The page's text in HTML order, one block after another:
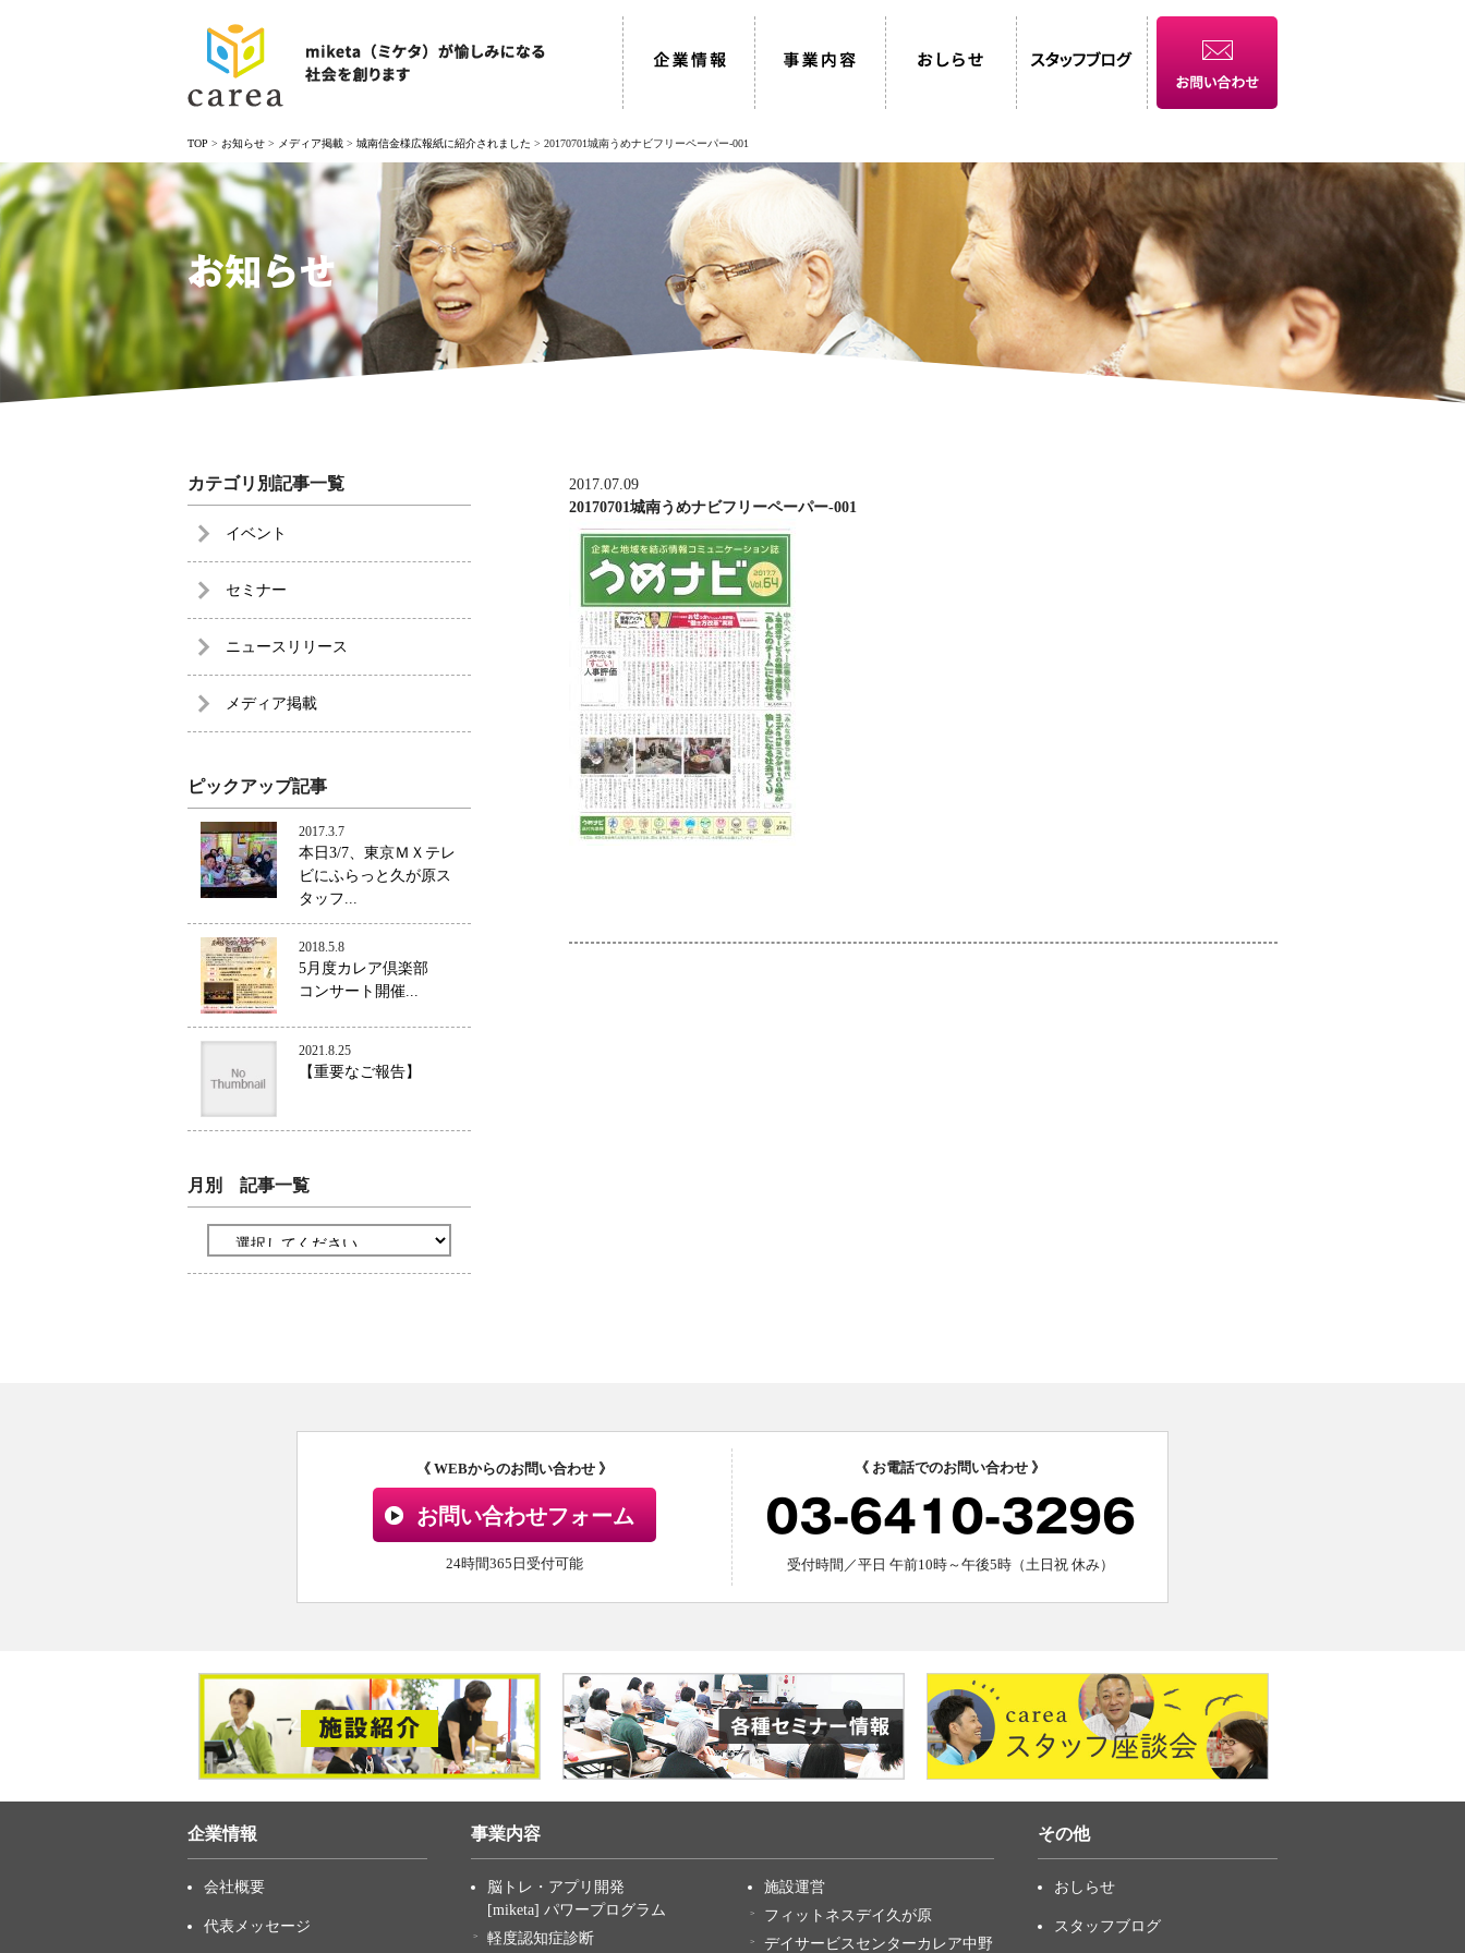
TOP > お知らせ > メディア掲載 > 城南信金様広報紙に紹介されました > 20170701城南うめナビフリーペーパー-001
お知らせ
2017.07.09
20170701城南うめナビフリーペーパー-001
カテゴリ別記事一覧
イベント
セミナー
ニュースリリース
メディア掲載
ピックアップ記事
2017.3.7
本日3/7、東京ＭＸテレ
ビにふらっと久が原ス
タッフ...
2018.5.8
5月度カレア倶楽部
コンサート開催...
2021.8.25
【重要なご報告】
月別 記事一覧
《 WEBからのお問い合わせ 》
お問い合わせフォーム
24時間365日受付可能
《 お電話でのお問い合わせ 》
03-6410-3296
受付時間／平日 午前10時～午後5時（土日祝 休み）
企業情報
会社概要
代表メッセージ
事業内容
脳トレ・アプリ開発
[miketa] パワープログラム
軽度認知症診断
施設運営
フィットネスデイ久が原
デイサービスセンターカレア中野
その他
おしらせ
スタッフブログ